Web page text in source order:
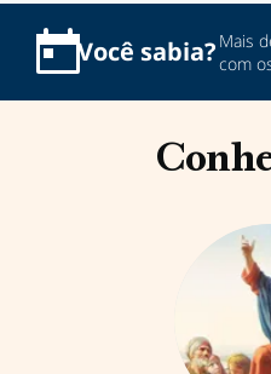
Você sabia? Mais
com